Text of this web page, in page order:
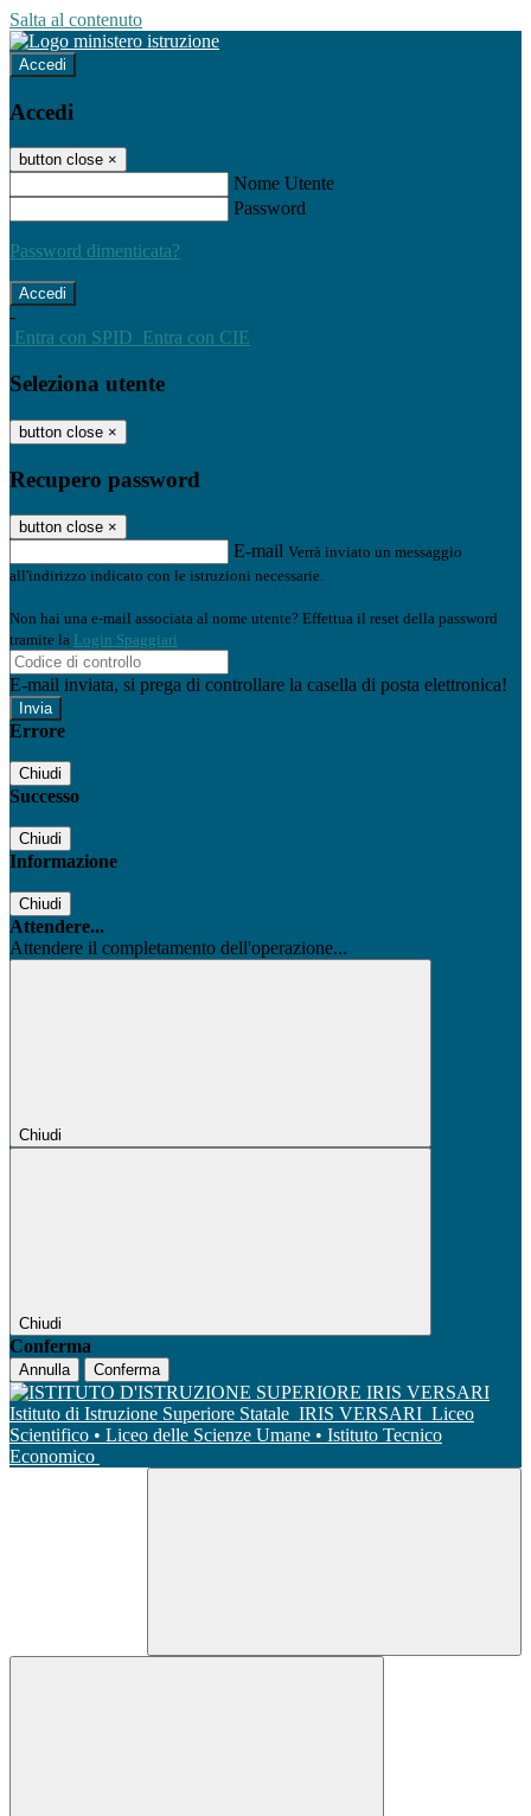
Salta al contenuto
Accedi
Accedi
button close ×
Nome Utente
Password
Password dimenticata?
-
Entra con SPID Entra con CIE
Seleziona utente
button close ×
Recupero password
button close ×
E-mail Verrà inviato un messaggio
all'indirizzo indicato con le istruzioni necessarie.
Non hai una e-mail associata al nome utente? Effettua il reset della password
tramite la Login Spaggiari
E-mail inviata, si prega di controllare la casella di posta elettronica!
Errore
Chiudi
Successo
Chiudi
Informazione
Chiudi
Attendere...
Attendere il completamento dell'operazione...
Chiudi
Chiudi
Conferma
Annulla Conferma
Istituto di Istruzione Superiore Statale IRIS VERSARI Liceo
Scientifico • Liceo delle Scienze Umane • Istituto Tecnico
Economico